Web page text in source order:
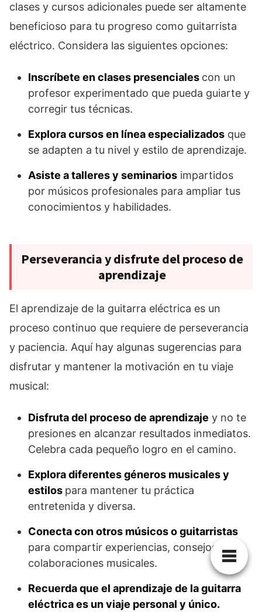
clases y cursos adicionales puede ser altamente
beneficioso para tu progreso como guitarrista
eléctrico. Considera las siguientes opciones:
Inscríbete en clases presenciales con un
profesor experimentado que pueda guiarte y
corregir tus técnicas.
Explora cursos en línea especializados que
se adapten a tu nivel y estilo de aprendizaje.
Asiste a talleres y seminarios impartidos
por músicos profesionales para ampliar tus
conocimientos y habilidades.
Perseverancia y disfrute del proceso de
aprendizaje
El aprendizaje de la guitarra eléctrica es un
proceso continuo que requiere de perseverancia
y paciencia. Aquí hay algunas sugerencias para
disfrutar y mantener la motivación en tu viaje
musical:
Disfruta del proceso de aprendizaje y no te
presiones en alcanzar resultados inmediatos.
Celebra cada pequeño logro en el camino.
Explora diferentes géneros musicales y
estilos para mantener tu práctica
entretenida y diversa.
Conecta con otros músicos o guitarristas
para compartir experiencias, consejos y
colaboraciones musicales.
Recuerda que el aprendizaje de la guitarra
eléctrica es un viaje personal y único.